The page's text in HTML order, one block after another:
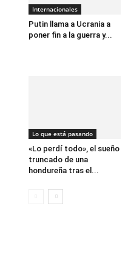
Internacionales
Putin llama a Ucrania a
poner fin a la guerra y...
Lo que está pasando
«Lo perdí todo», el sueño
truncado de una
hondureña tras el...